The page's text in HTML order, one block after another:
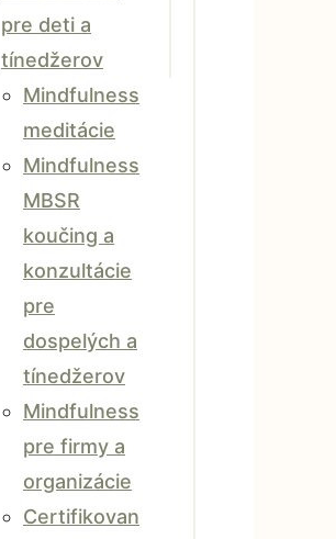
pre deti a
tínedžerov
Mindfulness
meditácie
Mindfulness
MBSR
koučing a
konzultácie
pre
dospelých a
tínedžerov
Mindfulness
pre firmy a
organizácie
Certifikovan